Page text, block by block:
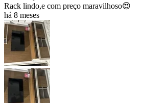
Rack lindo,e com preço maravilhoso😍
há 8 meses